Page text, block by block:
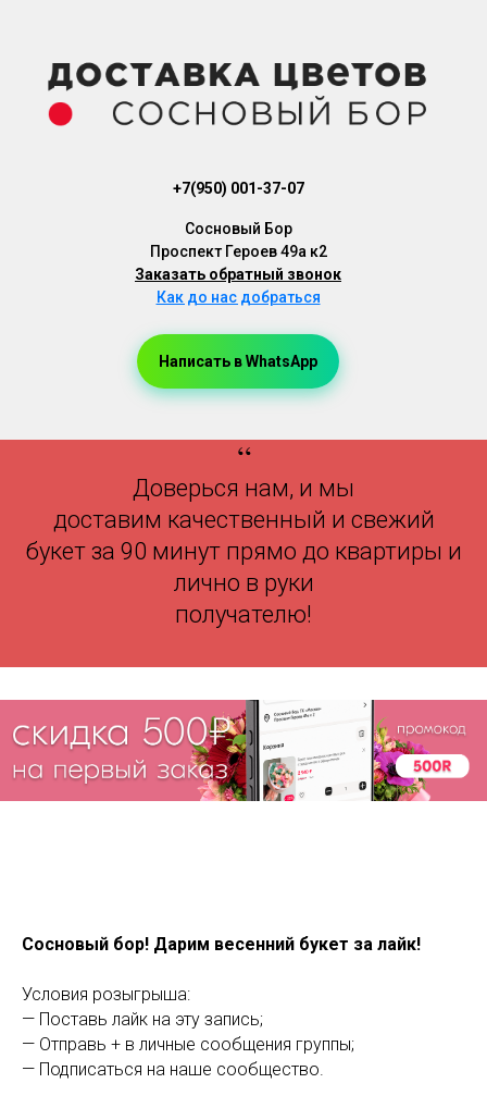
+7(950) 001-37-07
Cосновый Бор
Проспект Героев 49а к2
Заказать обратный звонок
Как до нас добраться
Написать в WhatsApp
“
Доверься нам, и мы
доставим качественный и свежий
букет за 90 минут прямо до квартиры и
лично в руки
получателю!
Сосновый бор! Дарим весенний букет за лайк!
Условия розыгрыша:
— Поставь лайк на эту запись;
— Отправь + в личные сообщения группы;
— Подписаться на наше сообщество.